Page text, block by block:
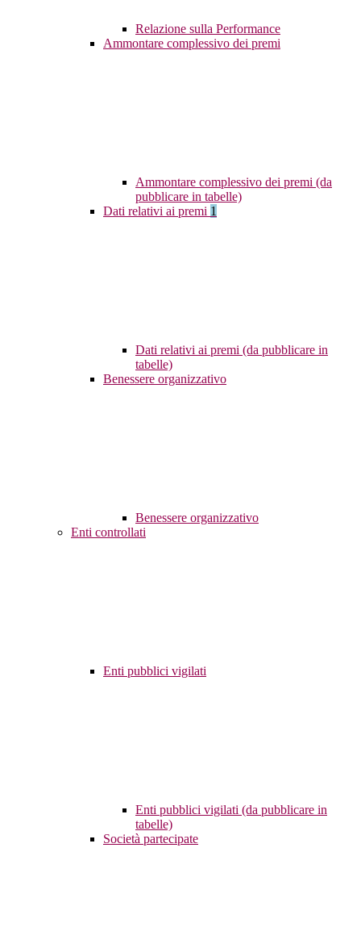
Relazione sulla Performance
Ammontare complessivo dei premi
Ammontare complessivo dei premi (da
pubblicare in tabelle)
Dati relativi ai premi 1
Dati relativi ai premi (da pubblicare in
tabelle)
Benessere organizzativo
Benessere organizzativo
Enti controllati
Enti pubblici vigilati
Enti pubblici vigilati (da pubblicare in
tabelle)
Società partecipate